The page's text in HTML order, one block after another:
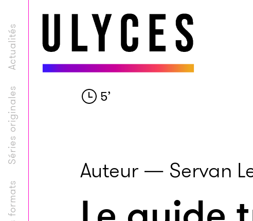
Séries originales
Actualités
5’
Auteur — Servan